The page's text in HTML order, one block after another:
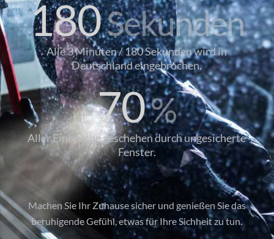
180Sekunden
Alle 3 Minuten / 180 Sekunden wird in
Deutschland eingebrochen.
70%
Aller Einbrüche geschehen durch ungesicherte
Fenster.
Machen Sie Ihr Zuhause sicher und genießen Sie das
beruhigende Gefühl, etwas für Ihre Sichheit zu tun.